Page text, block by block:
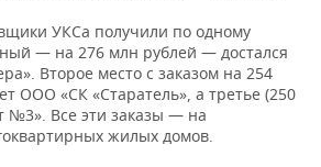
УКСа получили по одному
— на 276 млн рублей — достался
Второе место с заказом на 254
ООО «СК «Старатель», а третье (250
№3». Все эти заказы — на
жилых домов.